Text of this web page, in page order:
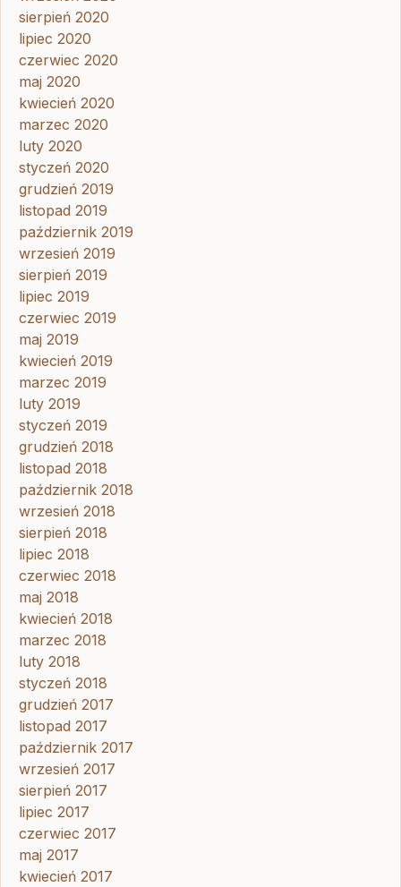
sierpień 2020
lipiec 2020
czerwiec 2020
maj 2020
kwiecień 2020
marzec 2020
luty 2020
styczeń 2020
grudzień 2019
listopad 2019
październik 2019
wrzesień 2019
sierpień 2019
lipiec 2019
czerwiec 2019
maj 2019
kwiecień 2019
marzec 2019
luty 2019
styczeń 2019
grudzień 2018
listopad 2018
październik 2018
wrzesień 2018
sierpień 2018
lipiec 2018
czerwiec 2018
maj 2018
kwiecień 2018
marzec 2018
luty 2018
styczeń 2018
grudzień 2017
listopad 2017
październik 2017
wrzesień 2017
sierpień 2017
lipiec 2017
czerwiec 2017
maj 2017
kwiecień 2017